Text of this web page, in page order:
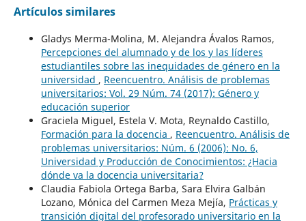
Artículos similares
Gladys Merma-Molina, M. Alejandra Ávalos Ramos,
Percepciones del alumnado y de los y las líderes
estudiantiles sobre las inequidades de género en la
universidad , Reencuentro. Análisis de problemas
universitarios: Vol. 29 Núm. 74 (2017): Género y
educación superior
Graciela Miguel, Estela V. Mota, Reynaldo Castillo,
Formación para la docencia , Reencuentro. Análisis de
problemas universitarios: Núm. 6 (2006): No. 6,
Universidad y Producción de Conocimientos: ¿Hacia
dónde va la docencia universitaria?
Claudia Fabiola Ortega Barba, Sara Elvira Galbán
Lozano, Mónica del Carmen Meza Mejía, Prácticas y
transición digital del profesorado universitario en la